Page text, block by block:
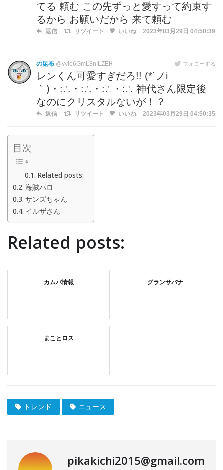
てる 頼む この先ずっと愛すって約束す
るから お願いだから 来て頼む
返信 リツイート いいね 2023年03月29日 04:50:39
の昆布 @vvlo6GmL8nILZEH フォローする
レンくん可愛すぎだろ!! (*´ノi
｀)・:∴・:∴・:∴・:∴ 神代さん限定後
なのにクリスタルないが！？
返信 リツイート いいね 2023年03月29日 04:50:35
目次
Related posts:
海賊パロ
サンズちゃん
イルザさん
Related posts:
カムバ情報 グランサバナ
まことロス
トレンド ニュース
pikakichi2015@gmail.com